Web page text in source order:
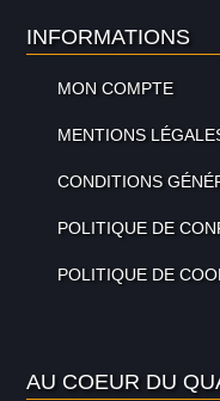
INFORMATIONS
MON COMPTE
MENTIONS
CONDITIONS
POLITIQUE DE
POLITIQUE DE
AU COEUR DU